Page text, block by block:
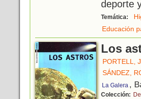
deporte
Temática:
Educación
Los
PORTELL,
SÁNDEZ,
La Galera ,
Colección: